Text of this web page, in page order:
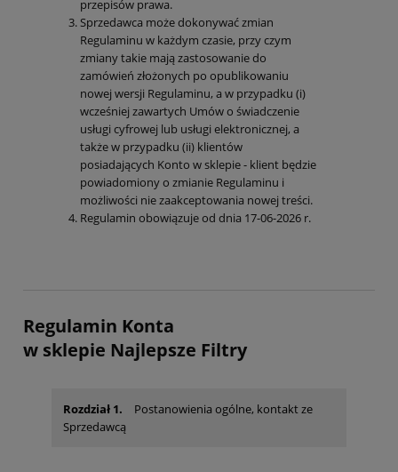
przepisów prawa.
Sprzedawca może dokonywać zmian
Regulaminu w każdym czasie, przy czym
zmiany takie mają zastosowanie do
zamówień złożonych po opublikowaniu
nowej wersji Regulaminu, a w przypadku (i)
wcześniej zawartych Umów o świadczenie
usługi cyfrowej lub usługi elektronicznej, a
także w przypadku (ii) klientów
posiadających Konto w sklepie - klient będzie
powiadomiony o zmianie Regulaminu i
możliwości nie zaakceptowania nowej treści.
Regulamin obowiązuje od dnia 17-06-2026 r.
Regulamin Konta
w sklepie Najlepsze Filtry
Rozdział 1.
Postanowienia ogólne, kontakt ze
Sprzedawcą